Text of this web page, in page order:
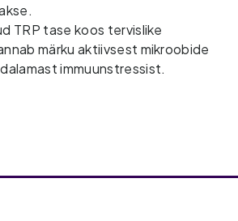
TRP tase koos tervislike
märku aktiivsest mikroobide
immuunstressist.